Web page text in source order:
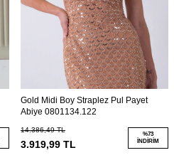
Gold Midi Boy Straplez Pul Payet
Abiye 0801134.122
14.386,49TL
3.919,99 TL
%73
İNDIRIM